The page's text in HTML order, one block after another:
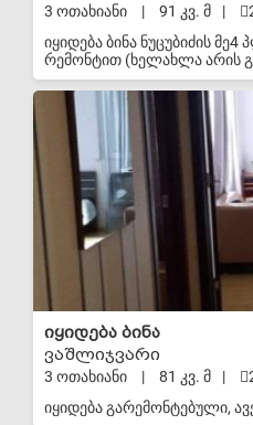
3 ოთახიანი | 91 კვ. მ |
იყიდება ბინა ნუცუბიძის
რემონტით (ხელახლა არის
კორპუსს აქვს კარგი ეზო,
არის ფეხბურთის სტადიონი.
სამარშრუტო ტაქსის
გაჩერებაც. ძალიან ახლოს
სკოლა. ასევე ახლოს არის
და აფთიაქი. მისაღები 23
სველი წერტილი 4,4 კვ.მ.
საძინებელი არის 10,4 კვ.მ.
ლოჯი 11კვ.მ. ბინის ფასი
მოლაპარაკება)
იყიდება ბინა
ვაშლიჯვარი
3 ოთახიანი | 81 კვ. მ |
იყიდება გარემონტებული,